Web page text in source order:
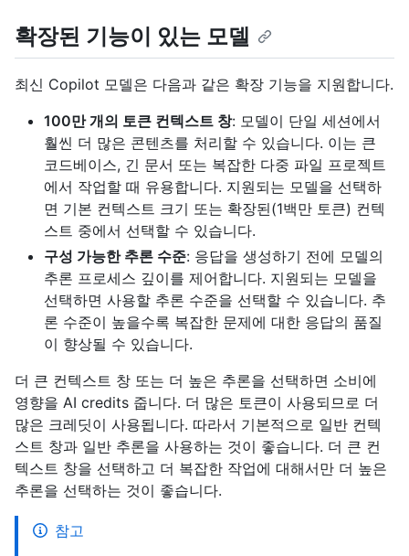
확장된 기능이 있는 모델
최신 Copilot 모델은 다음과 같은 확장 기능을 지원합니다.
100만 개의 토큰 컨텍스트 창: 모델이 단일 세션에서
훨씬 더 많은 콘텐츠를 처리할 수 있습니다. 이는 큰
코드베이스, 긴 문서 또는 복잡한 다중 파일 프로젝트
에서 작업할 때 유용합니다. 지원되는 모델을 선택하
면 기본 컨텍스트 크기 또는 확장된(1백만 토큰) 컨텍
스트 중에서 선택할 수 있습니다.
구성 가능한 추론 수준: 응답을 생성하기 전에 모델의
추론 프로세스 깊이를 제어합니다. 지원되는 모델을
선택하면 사용할 추론 수준을 선택할 수 있습니다. 추
론 수준이 높을수록 복잡한 문제에 대한 응답의 품질
이 향상될 수 있습니다.
더 큰 컨텍스트 창 또는 더 높은 추론을 선택하면 소비에
영향을 AI credits 줍니다. 더 많은 토큰이 사용되므로 더
많은 크레딧이 사용됩니다. 따라서 기본적으로 일반 컨텍
스트 창과 일반 추론을 사용하는 것이 좋습니다. 더 큰 컨
텍스트 창을 선택하고 더 복잡한 작업에 대해서만 더 높은
추론을 선택하는 것이 좋습니다.
참고